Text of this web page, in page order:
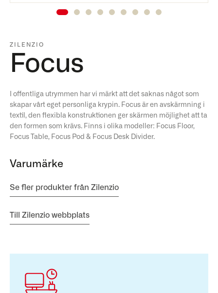
ZILENZIO
Focus
I offentliga utrymmen har vi märkt att det saknas något som
skapar vårt eget personliga krypin. Focus är en avskärmning i
textil, den flexibla konstruktionen ger skärmen möjlighet att ta
den formen som krävs. Finns i olika modeller: Focus Floor,
Focus Table, Focus Pod & Focus Desk Divider.
Varumärke
Se fler produkter från Zilenzio
Till Zilenzio webbplats